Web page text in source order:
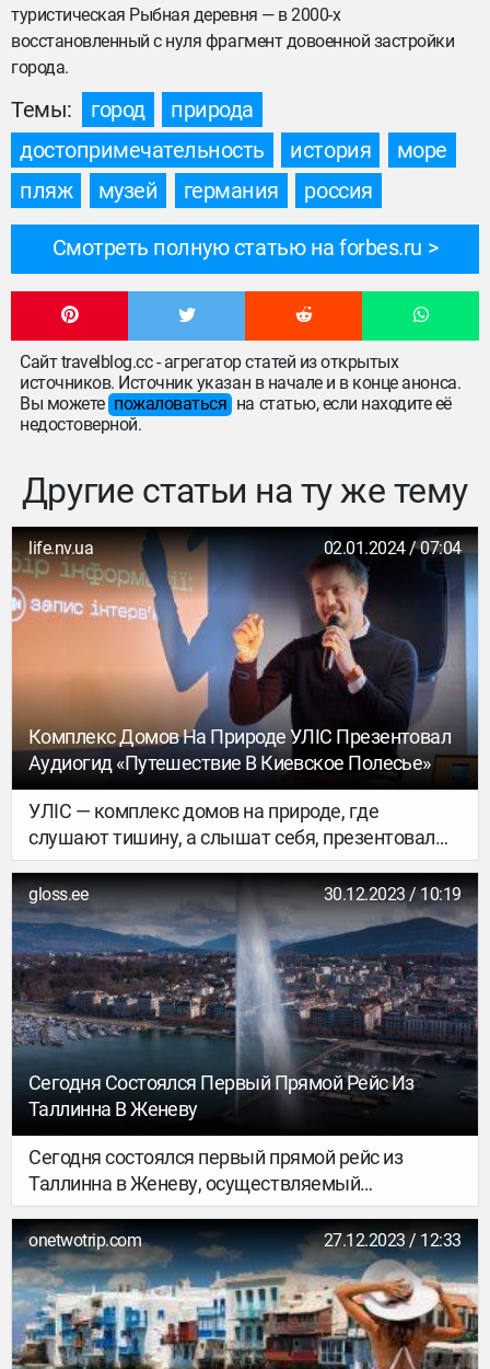
туристическая Рыбная деревня — в 2000-х
восстановленный с нуля фрагмент довоенной застройки
города.
Темы: город
природа
достопримечательность
история
море
пляж
музей германия россия
Смотреть полную статью на forbes.ru
Сайт travelblog.cc - агрегатор статей из открытых
источников. Источник указан в начале и в конце анонса.
Вы можете пожаловаться на статью, если находите её
недостоверной.
Другие статьи на ту же тему
life.nv.ua 02.01.2024 / 07:04
Комплекс Домов На Природе УЛІС Презентовал
Аудиогид «Путешествие В Киевское Полесье»
УЛІС — комплекс домов на природе, где
слушают тишину, а слышат себя, презентовал
социальный иммерсивный проект «Путешествие
в Киевское Полесье».
gloss.ee 30.12.2023 / 10:19
Сегодня Состоялся Первый Прямой Рейс Из
Таллинна В Женеву
Сегодня состоялся первый прямой рейс из
Таллинна в Женеву, осуществляемый
авиакомпанией airBaltic.
onetwotrip.com 27.12.2023 / 12:33